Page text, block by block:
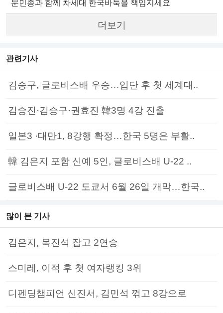
문민종과 함께 차세대 한국바둑을 책임지세요
더보기
관련기사
김승구, 글로비스배 우승…입단 후 첫 세계대..
김승진·김승구·권효진 韓3명 4강 진출
일본3 ·대만1, 8강행 확정…한국 5명은 부활..
韓 김은지 포함 신예 5인, 글로비스배 U-22 ..
글로비스배 U-22 도쿄서 6월 26일 개막…한국..
많이 본 기사
김은지, 목진석 잡고 2연승
스미레, 이적 후 첫 여자랭킹 3위
디펜딩챔피언 신진서, 김민석 꺾고 8강으로